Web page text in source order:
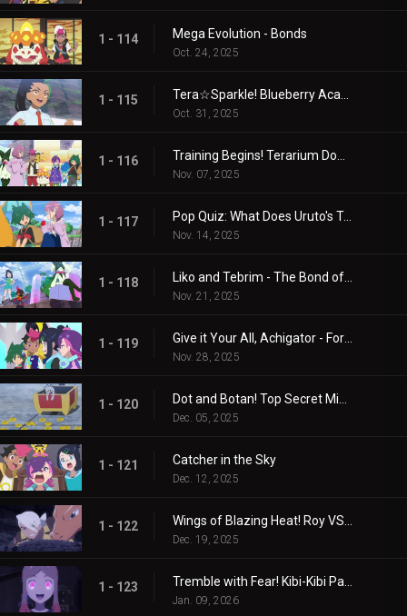
1 - 114 Mega Evolution - Bonds
Oct. 24, 2025
1 - 115
Oct. 31, 2025
1 - 116
Nov. 07, 2025
1 - 117 Pop Quiz: What Does Uruto's Training Involve?
Nov. 14, 2025
1 - 118
Nov. 21, 2025
1 - 119
Nov. 28, 2025
1 - 120
Dec. 05, 2025
1 - 121 Catcher in the Sky
Dec. 12, 2025
1 - 122
Dec. 19, 2025
1 - 123
Jan. 09, 2026